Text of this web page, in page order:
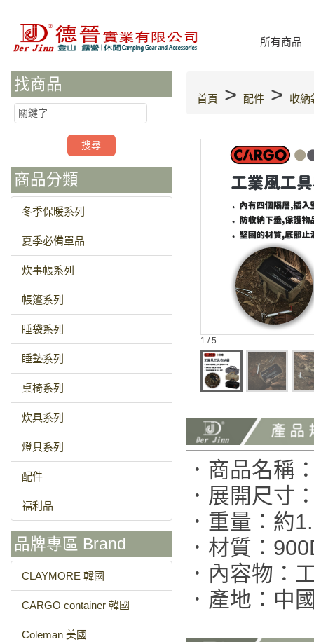
所有商品
找商品
商品分類
冬季保暖系列
夏季必備單品
炊事帳系列
帳篷系列
睡袋系列
睡墊系列
桌椅系列
炊具系列
燈具系列
配件
福利品
品牌專區 Brand
CLAYMORE 韓國
CARGO container 韓國
Coleman 美國
首頁 > 配件 > 收納
1 / 5
．商品名稱
．展開尺寸
．重量：約
．材質：
．內容物：
．產地：中